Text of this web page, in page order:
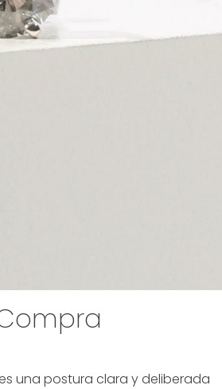
una postura clara y deliberada